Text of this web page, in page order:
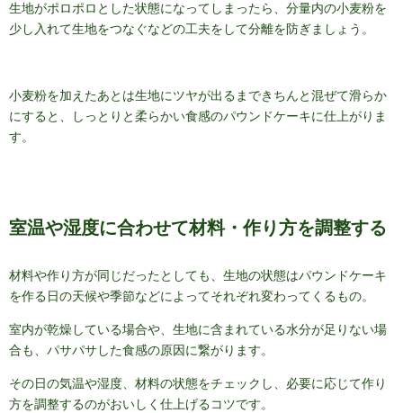
生地がポロポロとした状態になってしまったら、分量内の小麦粉を
少し入れて生地をつなぐなどの工夫をして分離を防ぎましょう。
小麦粉を加えたあとは生地にツヤが出るまできちんと混ぜて滑らか
にすると、しっとりと柔らかい食感のパウンドケーキに仕上がりま
す。
室温や湿度に合わせて材料・作り方を調整する
材料や作り方が同じだったとしても、生地の状態はパウンドケーキ
を作る日の天候や季節などによってそれぞれ変わってくるもの。
室内が乾燥している場合や、生地に含まれている水分が足りない場
合も、パサパサした食感の原因に繋がります。
その日の気温や湿度、材料の状態をチェックし、必要に応じて作り
方を調整するのがおいしく仕上げるコツです。